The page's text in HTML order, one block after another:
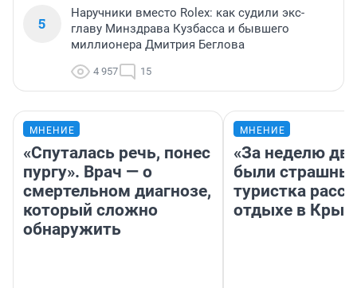
5
Наручники вместо Rolex: как судили экс-
главу Минздрава Кузбасса и бывшего
миллионера Дмитрия Беглова
4 957 15
МНЕНИЕ
«Спуталась речь, понес
пургу». Врач — о
смертельном диагнозе,
который сложно
обнаружить
МНЕНИЕ
«За неделю
были
туристка
отдыхе в